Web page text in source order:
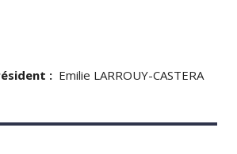
: Emilie LARROUY-CASTERA